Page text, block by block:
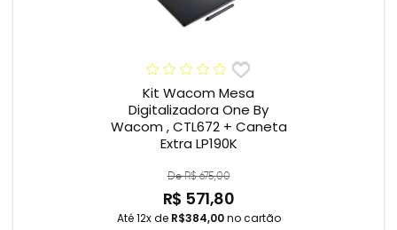
Kit Wacom Mesa
Digitalizadora One By
Wacom , CTL672 + Caneta
Extra LP190K
De R$ 675,00
R$ 571,80
Até 12x de R$384,00no cartão